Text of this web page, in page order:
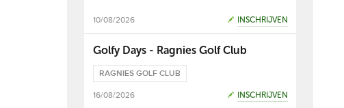
10/08/2026 INSCHRIJVEN
Golfy Days - Ragnies Golf Club
RAGNIES GOLF CLUB
16/08/2026 INSCHRIJVEN